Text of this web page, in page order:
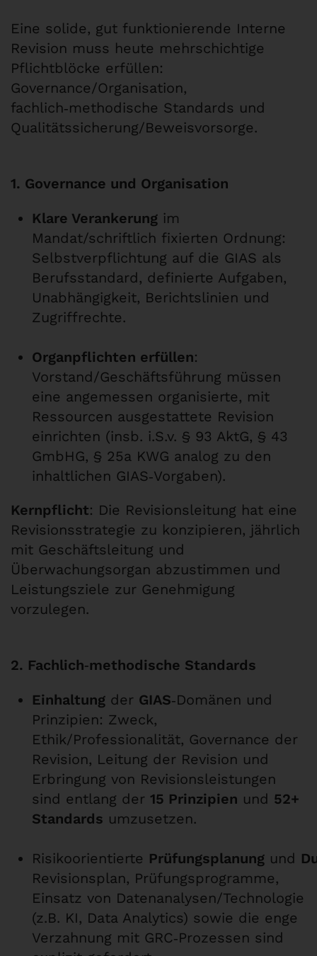
Eine solide, gut funktionierende Interne
Revision muss heute mehrschichtige
Pflichtblöcke erfüllen:
Governance/Organisation,
fachlich‑methodische Standards und
Qualitätssicherung/Beweisvorsorge.
1. Governance und Organisation
Klare Verankerung im
Mandat/schriftlich fixierten Ordnung:
Selbstverpflichtung auf die GIAS als
Berufsstandard, definierte Aufgaben,
Unabhängigkeit, Berichtslinien und
Zugriffrechte.
Organpflichten erfüllen:
Vorstand/Geschäftsführung müssen
eine angemessen organisierte, mit
Ressourcen ausgestattete Revision
einrichten (insb. i.S.v. § 93 AktG, § 43
GmbHG, § 25a KWG analog zu den
inhaltlichen GIAS‑Vorgaben).
Kernpflicht: Die Revisionsleitung hat eine
Revisionsstrategie zu konzipieren, jährlich
mit Geschäftsleitung und
Überwachungsorgan abzustimmen und
Leistungsziele zur Genehmigung
vorzulegen.
2. Fachlich‑methodische Standards
Einhaltung der GIAS‑Domänen und
Prinzipien: Zweck,
Ethik/Professionalität, Governance der
Revision, Leitung der Revision und
Erbringung von Revisionsleistungen
sind entlang der 15 Prinzipien und 52+
Standards umzusetzen.
Risikoorientierte Prüfungsplanung und
Revisionsplan, Prüfungsprogramme,
Einsatz von Datenanalysen/Technologie
(z.B. KI, Data Analytics) sowie die enge
Verzahnung mit GRC‑Prozessen sind